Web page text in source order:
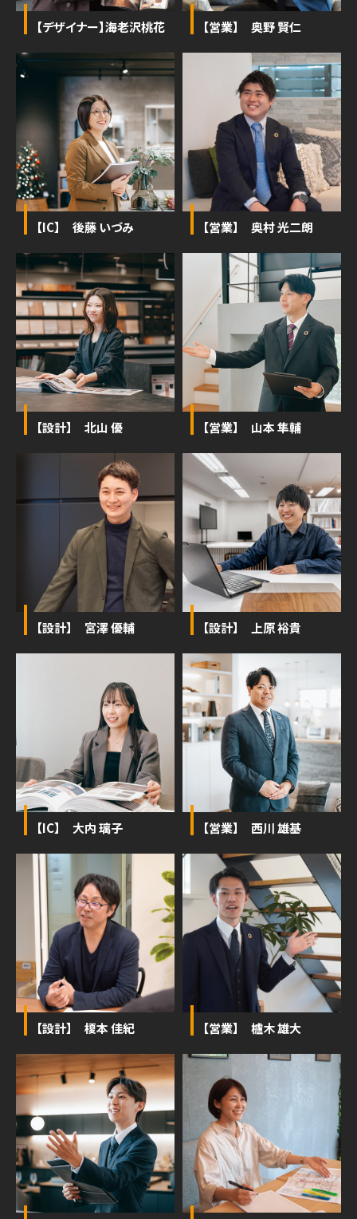
【デザイナー】海老沢桃花 【営業】 奥野 賢仁
【IC】 後藤 いづみ 【営業】 奥村 光二朗
【設計】 北山 優 【営業】 山本 隼輔
【設計】 宮澤 優輔 【設計】 上原 裕貴
【IC】 大内 璃子 【営業】 西川 雄基
【設計】 榎本 佳紀 【営業】 櫨木 雄大